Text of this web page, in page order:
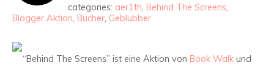
categories: aer1th, Behind The Screens,
Blogger Aktion, Bücher, Geblubber
“Behind The Screens” ist eine Aktion von Book Walk und